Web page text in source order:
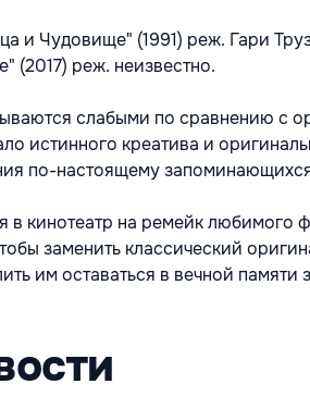
и Чудовище" (1991) реж. Гари
(2017) реж. неизвестно.
слабыми по сравнению с
истинного креатива и
по-настоящему
в кинотеатр на ремейк любимого
заменить классический
им оставаться в вечной памяти